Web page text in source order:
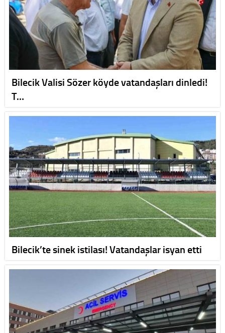
Bilecik Valisi Sözer köyde vatandaşları dinledi!
T…
Bilecik’te sinek istilası! Vatandaşlar isyan etti